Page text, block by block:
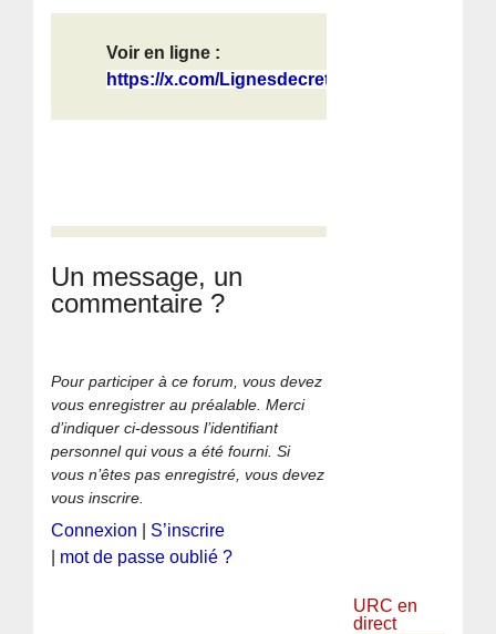
Voir en ligne :
https://x.com/Lignesdecretes/status...
Un message, un
commentaire ?
Pour participer à ce forum, vous devez
vous enregistrer au préalable. Merci
d’indiquer ci-dessous l’identifiant
personnel qui vous a été fourni. Si
vous n’êtes pas enregistré, vous devez
vous inscrire.
Connexion
S’inscrire
mot de passe oublié ?
URC en
direct